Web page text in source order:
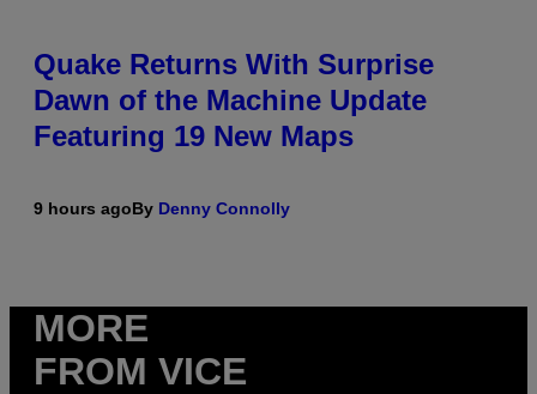
Quake Returns With Surprise
Dawn of the Machine Update
Featuring 19 New Maps
9 hours agoBy Denny Connolly
MORE
FROM VICE